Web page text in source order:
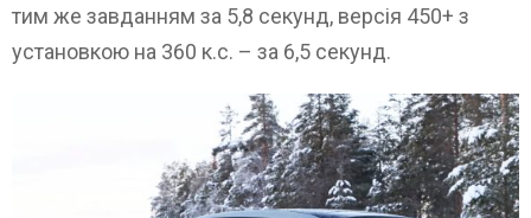
тим же завданням за 5,8 секунд, версія 450+ з
установкою на 360 к.с. – за 6,5 секунд.